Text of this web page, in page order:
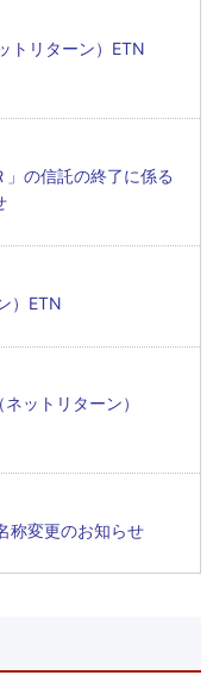
トリターン）ETN
の信託の終了に係る
）ETN
ットリターン）
称変更のお知らせ